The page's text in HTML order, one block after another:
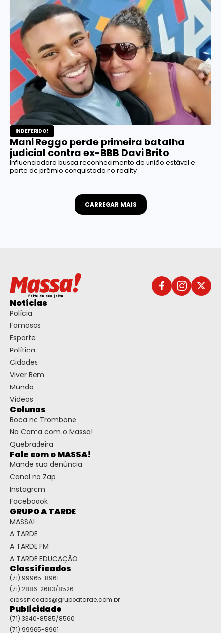
INDEFERIDO!
Mani Reggo perde primeira batalha
judicial contra ex-BBB Davi Brito
Influenciadora busca reconhecimento de união estável e
parte do prêmio conquistado no reality
CARREGAR MAIS
Notícias
Polícia
Famosos
Esporte
Política
Cidades
Viver Bem
Mundo
Vídeos
Colunas
Boca no Trombone
Na Cama com o Massa!
Quebradeira
Fale com o MASSA!
Mande sua denúncia
Canal no Zap
Instagram
Faceboook
GRUPO A TARDE
MASSA!
A TARDE
A TARDE FM
A TARDE EDUCAÇÃO
Classificados
(71) 99965-8961
(71) 2886-2683/8526
classificados@grupoatarde.com.br
Publicidade
(71) 3340-8585/8560
(71) 99965-8961